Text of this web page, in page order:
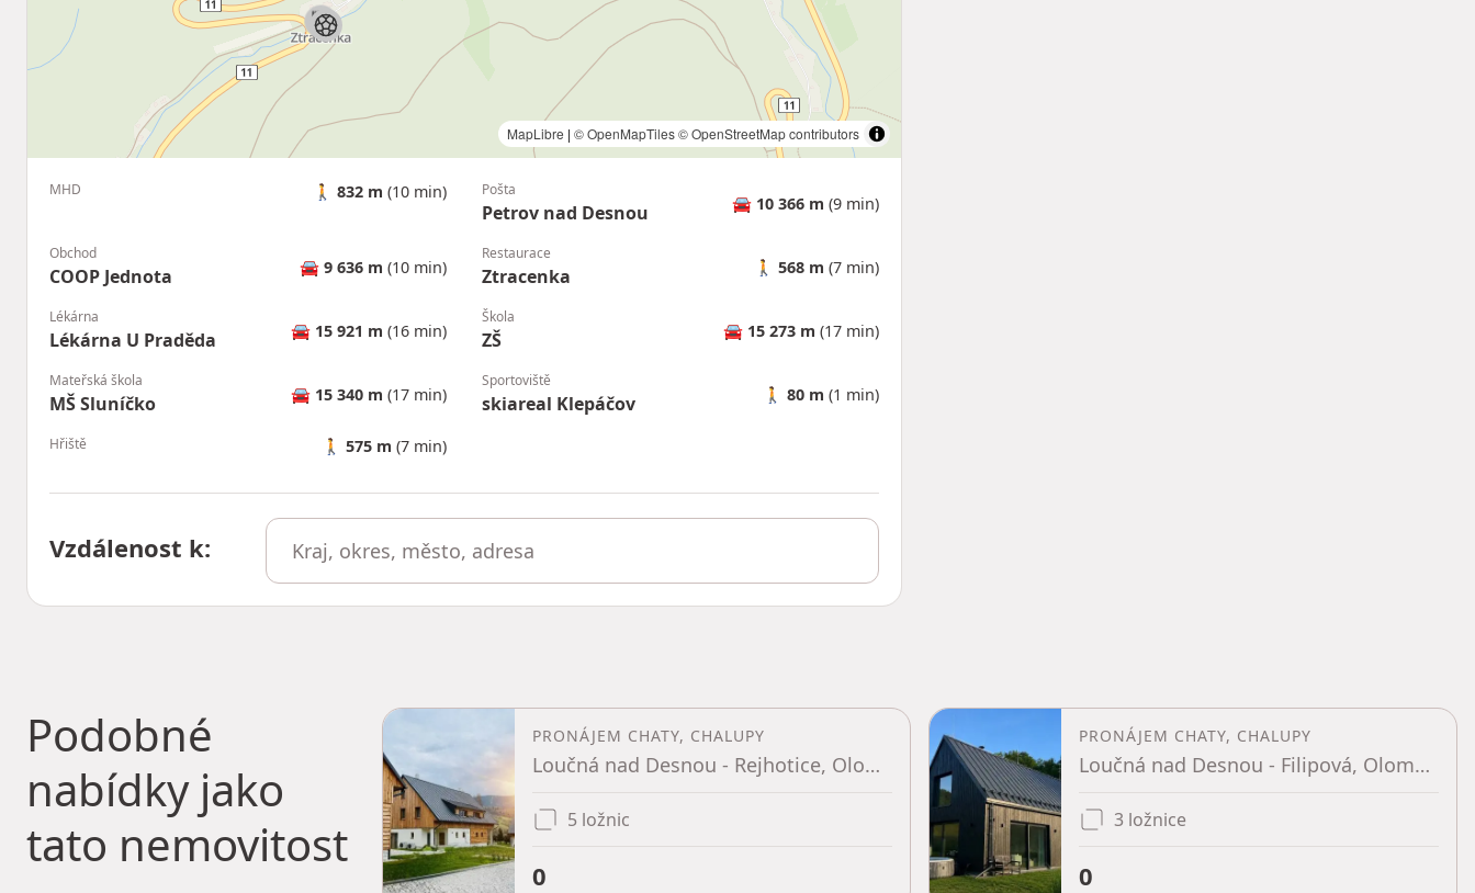
MapLibre | © OpenMapTiles© OpenStreetMap contributors
MHD 🚶 832 m (10 min) Pošta
Petrov nad Desnou 🚘 10 366 m (9 min)
Obchod
COOP Jednota 🚘 9 636 m (10 min)
Restaurace
Ztracenka 🚶 568 m (7 min)
Lékárna
Lékárna U Praděda 🚘 15 921 m (16 min)
Škola
ZŠ 🚘 15 273 m (17 min)
Mateřská škola
MŠ Sluníčko 🚘 15 340 m (17 min)
Sportoviště
skiareal Klepáčov 🚶 80 m (1 min)
Hřiště 🚶 575 m (7 min)
Vzdálenost k:
Podobné
nabídky jako
tato nemovitost
PRONÁJEM CHATY, CHALUPY
Loučná nad Desnou - Rejhotice, Olomoucký kraj
5 ložnic
0
PRONÁJEM CHATY, CHALUPY
Loučná nad Desnou - Filipová, Olomoucký kraj
3 ložnice
0